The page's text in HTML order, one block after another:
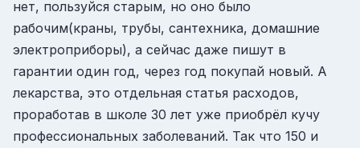
нет, пользуйся старым, но оно было
рабочим(краны, трубы, сантехника, домашние
электроприборы), а сейчас даже пишут в
гарантии один год, через год покупай новый. А
лекарства, это отдельная статья расходов,
проработав в школе 30 лет уже приобрёл кучу
профессиональных заболеваний. Так что 150 и